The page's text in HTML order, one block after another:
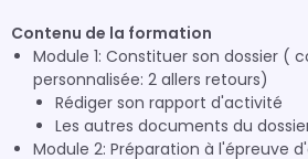
Contenu de la formation
Module 1: Constituer son dossier (
personnalisée: 2 allers retours)
Rédiger son rapport d'activité
Les autres documents du
Module 2: